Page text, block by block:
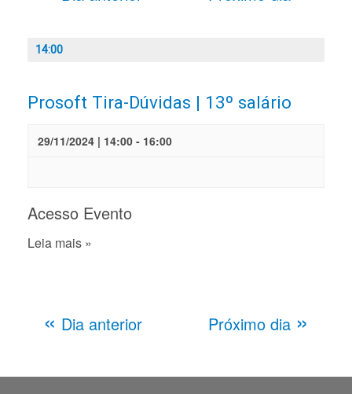
14:00
Prosoft Tira-Dúvidas | 13º salário
29/11/2024 | 14:00 - 16:00
Acesso Evento
Leia mais »
« Dia anterior Próximo dia »